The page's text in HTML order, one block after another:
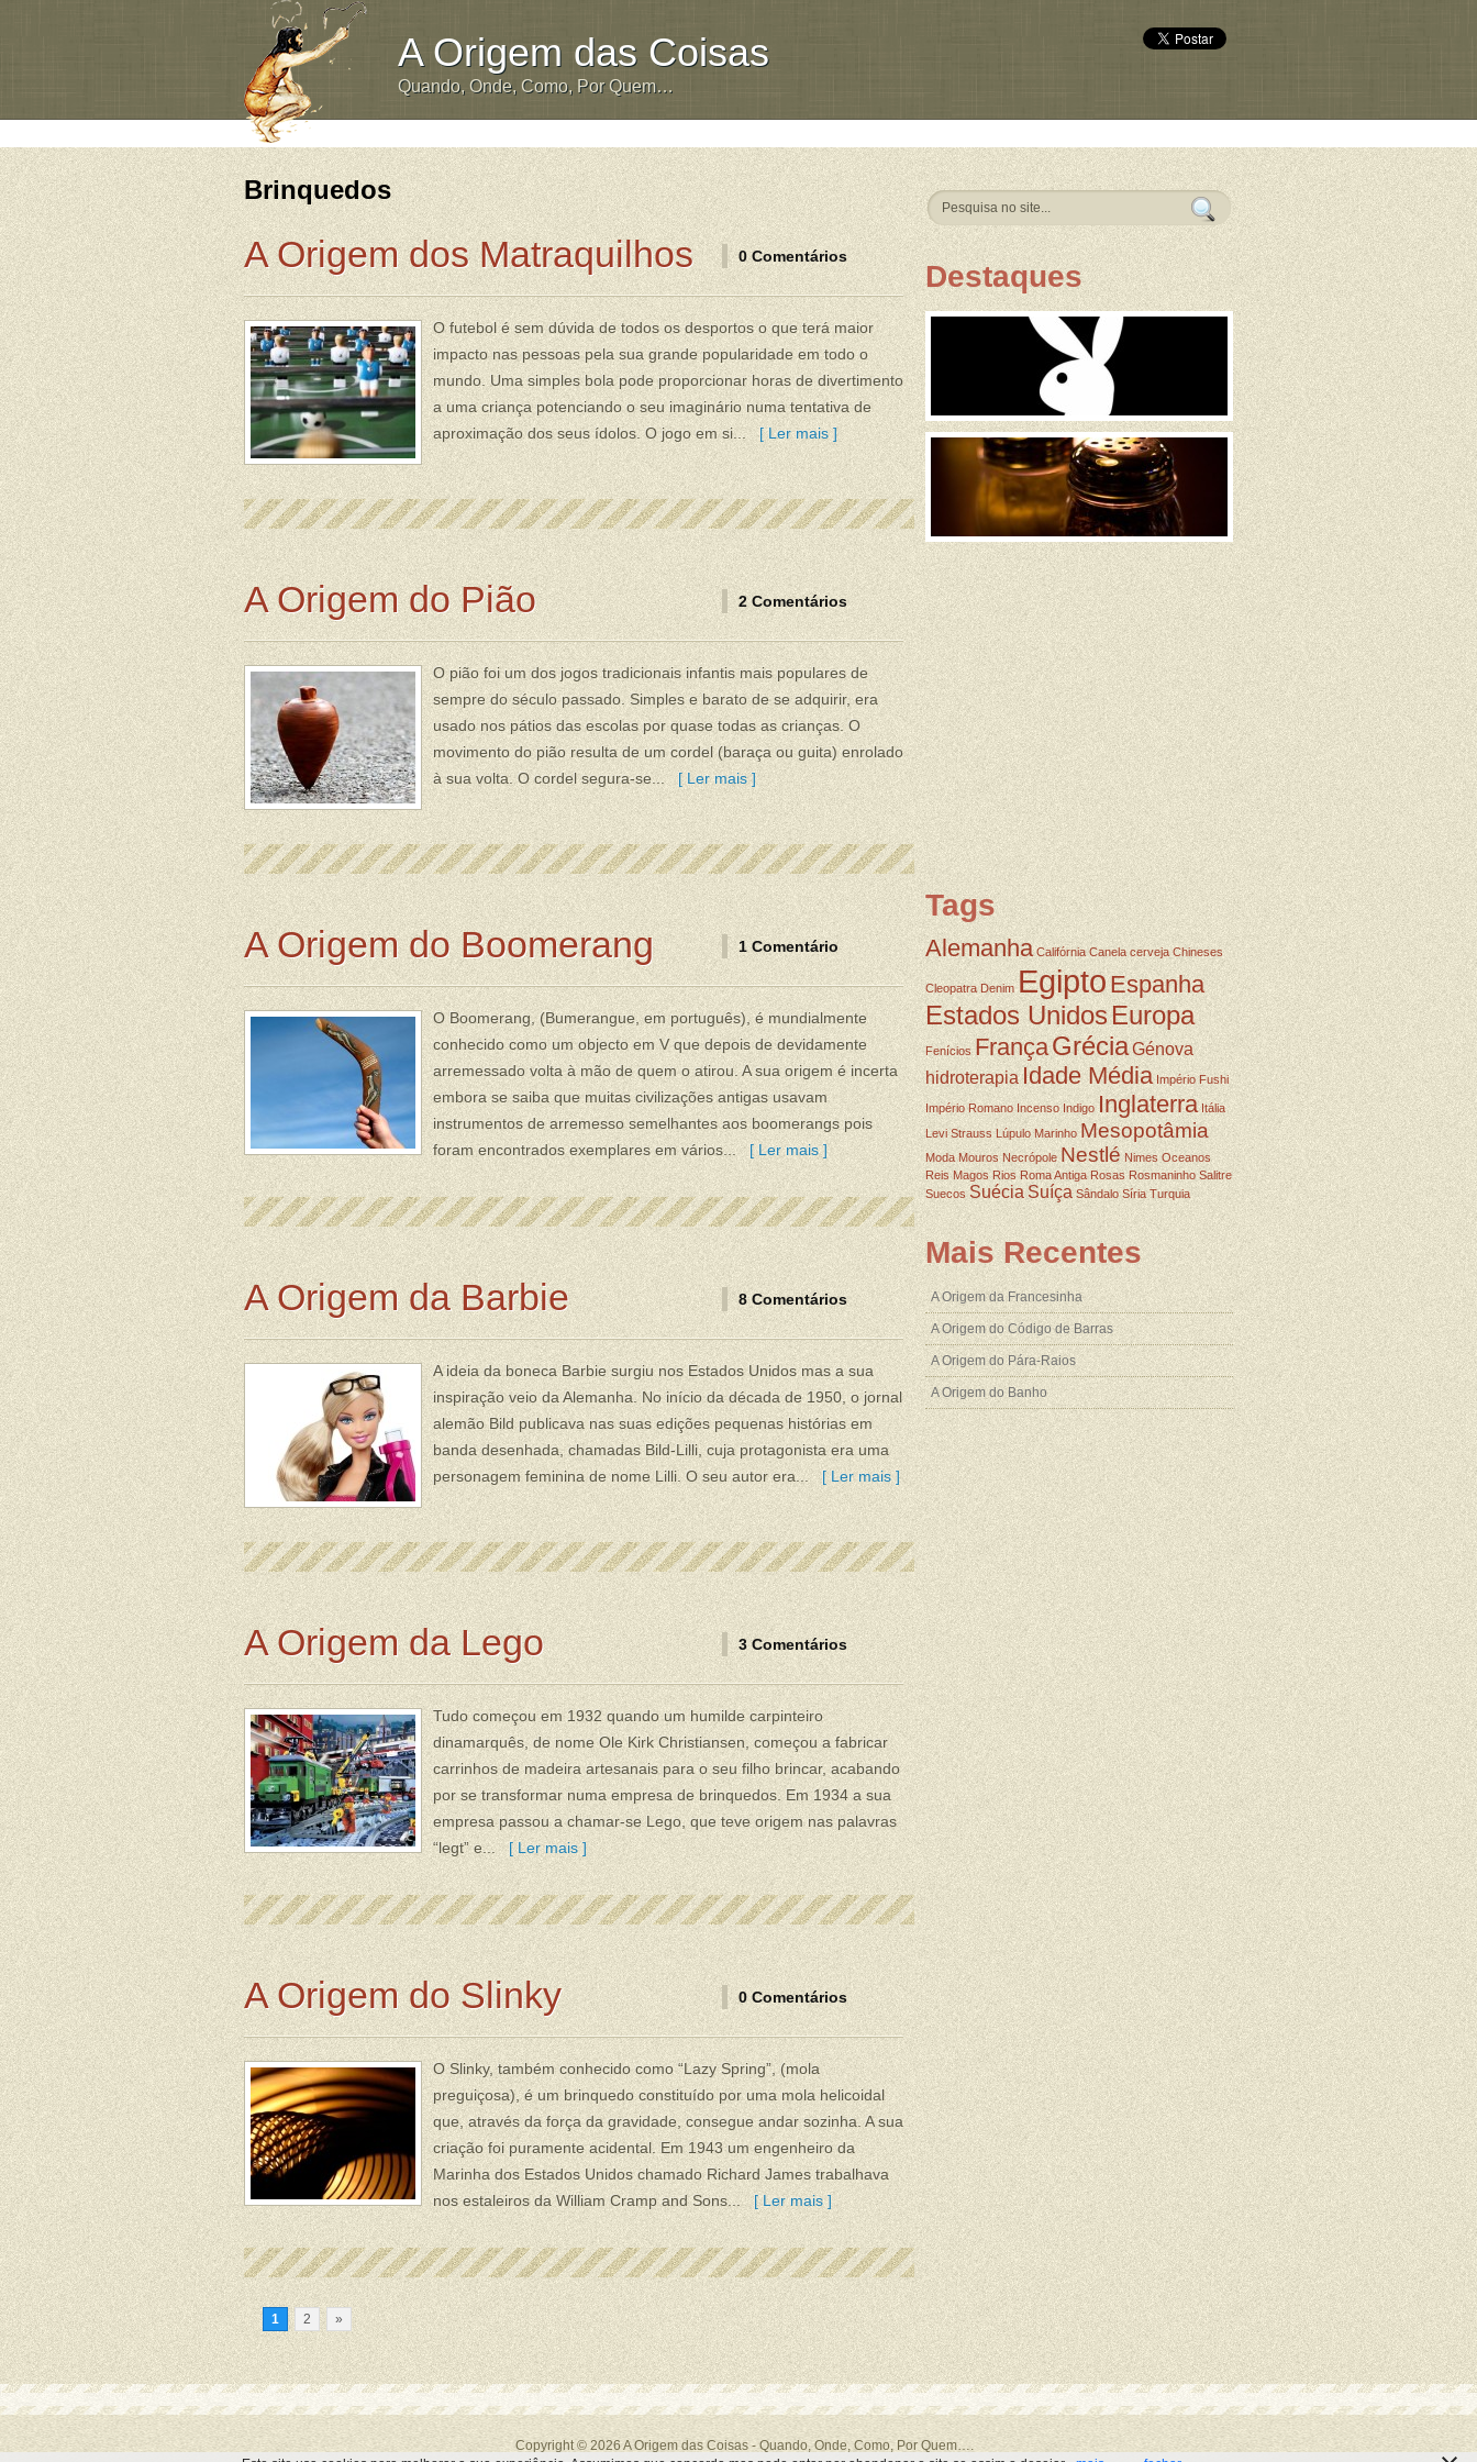
A Origem das Coisas
Quando, Onde, Como, Por Quem…
Brinquedos
A Origem dos Matraquilhos 0 Comentários
O futebol é sem dúvida de todos os desportos o que terá maior
impacto nas pessoas pela sua grande popularidade em todo o
mundo. Uma simples bola pode proporcionar horas de divertimento
a uma criança potenciando o seu imaginário numa tentativa de
aproximação dos seus ídolos. O jogo em si...[ Ler mais ]
A Origem do Pião 2 Comentários
O pião foi um dos jogos tradicionais infantis mais populares de
sempre do século passado. Simples e barato de se adquirir, era
usado nos pátios das escolas por quase todas as crianças. O
movimento do pião resulta de um cordel (baraça ou guita) enrolado
à sua volta. O cordel segura-se...[ Ler mais ]
A Origem do Boomerang 1 Comentário
O Boomerang, (Bumerangue, em português), é mundialmente
conhecido como um objecto em V que depois de devidamente
arremessado volta à mão de quem o atirou. A sua origem é incerta
embora se saiba que muitas civilizações antigas usavam
instrumentos de arremesso semelhantes aos boomerangs pois
foram encontrados exemplares em vários...[ Ler mais ]
A Origem da Barbie 8 Comentários
A ideia da boneca Barbie surgiu nos Estados Unidos mas a sua
inspiração veio da Alemanha. No início da década de 1950, o jornal
alemão Bild publicava nas suas edições pequenas histórias em
banda desenhada, chamadas Bild-Lilli, cuja protagonista era uma
personagem feminina de nome Lilli. O seu autor era...[ Ler mais ]
A Origem da Lego 3 Comentários
Tudo começou em 1932 quando um humilde carpinteiro
dinamarquês, de nome Ole Kirk Christiansen, começou a fabricar
carrinhos de madeira artesanais para o seu filho brincar, acabando
por se transformar numa empresa de brinquedos. Em 1934 a sua
empresa passou a chamar-se Lego, que teve origem nas palavras
“legt” e...[ Ler mais ]
A Origem do Slinky 0 Comentários
O Slinky, também conhecido como “Lazy Spring”, (mola
preguiçosa), é um brinquedo constituído por uma mola helicoidal
que, através da força da gravidade, consegue andar sozinha. A sua
criação foi puramente acidental. Em 1943 um engenheiro da
Marinha dos Estados Unidos chamado Richard James trabalhava
nos estaleiros da William Cramp and Sons...[ Ler mais ]
1 2 »
Destaques
Tags
Alemanha Califórnia Canela cerveja Chineses
Cleopatra Denim EgiptoEspanha
Estados UnidosEuropa
Fenícios FrançaGréciaGénova
hidroterapiaIdade Média Império Fushi
Império Romano Incenso Indigo Inglaterra Itália
Levi Strauss Lúpulo Marinho Mesopotâmia
Moda Mouros Necrópole Nestlé Nimes Oceanos
Reis Magos Rios Roma Antiga Rosas Rosmaninho Salitre
Suecos Suécia Suíça Sândalo Síria Turquia
Mais Recentes
A Origem da Francesinha
A Origem do Código de Barras
A Origem do Pára-Raios
A Origem do Banho
Copyright © 2026A Origem das Coisas- Quando, Onde, Como, Por Quem….